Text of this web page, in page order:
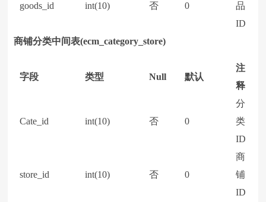
goods_id int(10) 否 0
品
ID
商铺分类中间表(ecm_category_store)
字段 类型 Null 默认
注
释
Cate_id int(10) 否 0
分
类
ID
store_id int(10) 否 0
商
铺
ID